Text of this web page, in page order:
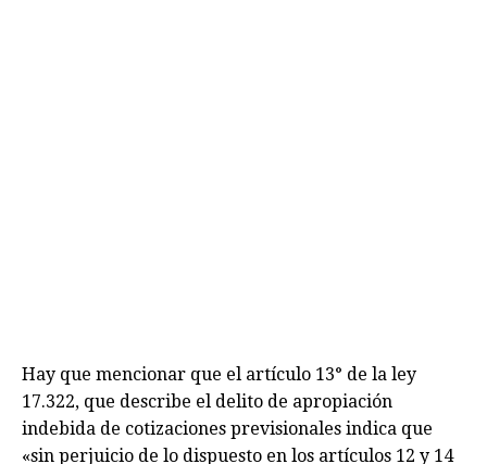
Hay que mencionar que el artículo 13° de la ley
17.322, que describe el delito de apropiación
indebida de cotizaciones previsionales indica que
«sin perjuicio de lo dispuesto en los artículos 12 y 14